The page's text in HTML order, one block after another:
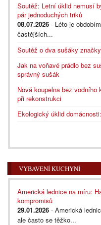
Soutěž: Letní úklid nemusí
pár jednoduchých triků
08.07.2026 - Léto je
častějších...
Soutěž o dva sušáky
Jak na voňavé prádlo bez
správný sušák
Nová koupelna bez
při rekonstrukci
Ekologický úklid
VYBAVENÍ KUCHYNÍ
Americká lednice na míru:
kompromisů
29.01.2026 - Americká
ale často se těžko...